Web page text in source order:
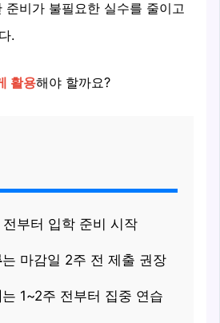
준비가 불필요한 실수를 줄이고
.
활용해야 할까요?
전부터 입학 준비 시작
는 마감일 2주 전 제출 권장
는 1~2주 전부터 집중 연습